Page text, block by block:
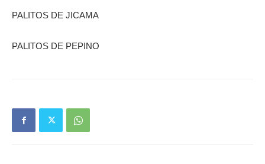
PALITOS DE JICAMA
PALITOS DE PEPINO